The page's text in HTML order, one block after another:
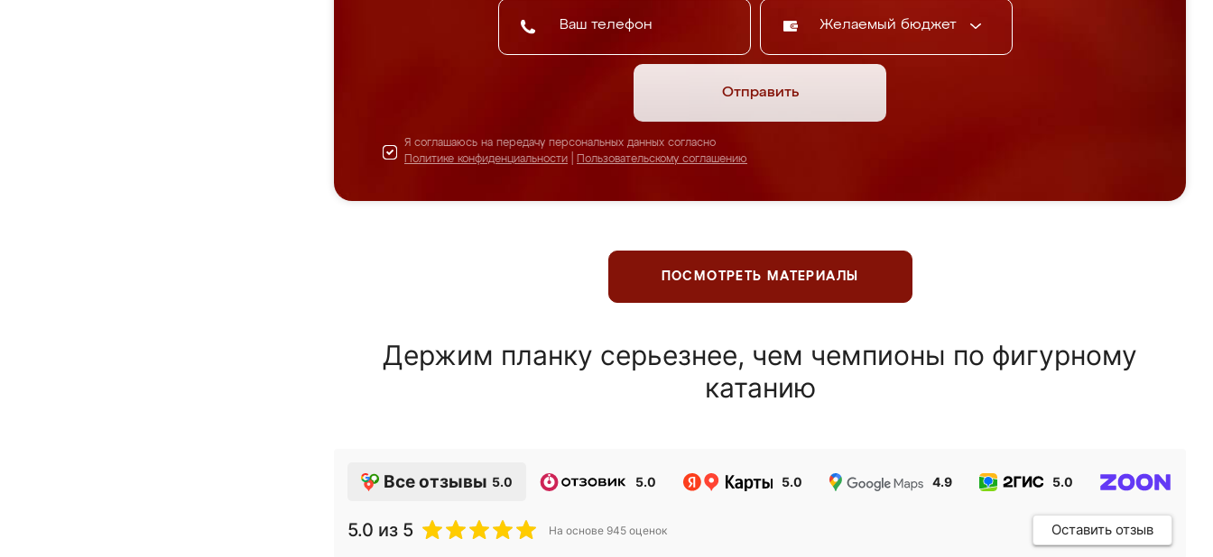
Желаемый бюджет
Отправить
Я соглашаюсь на передачу персональных данных согласно
Политике конфиденциальности
Пользовательскому соглашению
ПОСМОТРЕТЬ МАТЕРИАЛЫ
Держим планку серьезнее, чем чемпионы по фигурному
катанию
Все отзывы 5.0 5.0 5.0 4.9 5.0
5.0 из 5 На основе 945 оценок Оставить отзыв